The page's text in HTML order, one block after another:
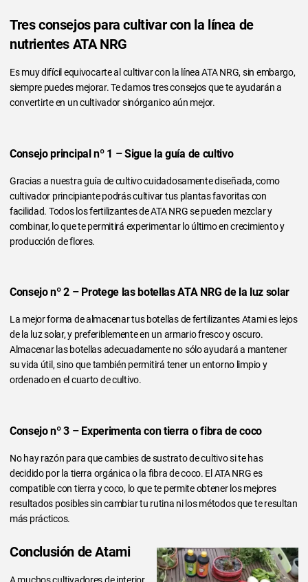
Tres consejos para cultivar con la línea de
nutrientes ATA NRG
Es muy difícil equivocarte al cultivar con la línea ATA NRG, sin embargo,
siempre puedes mejorar. Te damos tres consejos que te ayudarán a
convertirte en un cultivador sinórganico aún mejor.
Consejo principal nº 1 – Sigue la guía de cultivo
Gracias a nuestra guía de cultivo cuidadosamente diseñada, como
cultivador principiante podrás cultivar tus plantas favoritas con
facilidad. Todos los fertilizantes de ATA NRG se pueden mezclar y
combinar, lo que te permitirá experimentar lo último en crecimiento y
producción de flores.
Consejo nº 2 – Protege las botellas ATA NRG de la luz solar
La mejor forma de almacenar tus botellas de fertilizantes Atami es lejos
de la luz solar, y preferiblemente en un armario fresco y oscuro.
Almacenar las botellas adecuadamente no sólo ayudará a mantener
su vida útil, sino que también permitirá tener un entorno limpio y
ordenado en el cuarto de cultivo.
Consejo nº 3 – Experimenta con tierra o fibra de coco
No hay razón para que cambies de sustrato de cultivo si te has
decidido por la tierra orgánica o la fibra de coco. El ATA NRG es
compatible con tierra y coco, lo que te permite obtener los mejores
resultados posibles sin cambiar tu rutina ni los métodos que te resultan
más prácticos.
Conclusión de Atami
A muchos cultivadores de interior